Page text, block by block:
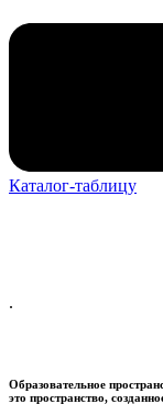
Каталог-таблицу
.
Образовательное
это пространство,